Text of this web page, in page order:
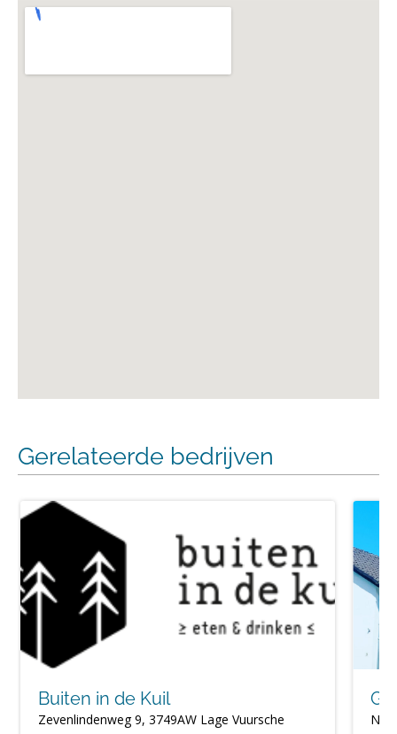
Gerelateerde bedrijven
Buiten in de Kuil
Zevenlindenweg 9, 3749AW Lage Vuursche